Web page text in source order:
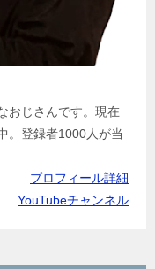
おじさんです。現在
。登録者1000人が当
プロフィール詳細
YouTubeチャンネル